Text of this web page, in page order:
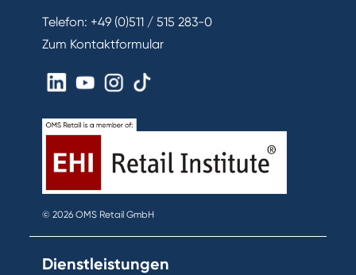
Telefon: +49 (0)511 / 515 283-0
Zum Kontaktformular
© 2026 OMS Retail GmbH
Dienstleistungen